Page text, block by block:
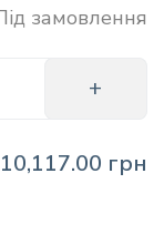
замовлення
10,117.00 грн